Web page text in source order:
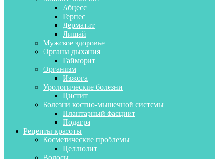
Абцесс
Герпес
Дерматит
Лишай
Мужское здоровье
Органы дыхания
Гайморит
Организм
Изжога
Урологические болезни
Цистит
Болезни костно-мышечной системы
Плантарный фасциит
Подагра
Рецепты красоты
Косметические проблемы
Целлюлит
Волосы